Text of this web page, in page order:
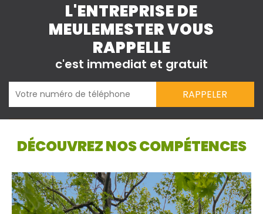
L'ENTREPRISE DE
MEULEMESTER VOUS
RAPPELLE
c'est immediat et gratuit
DÉCOUVREZ NOS COMPÉTENCES